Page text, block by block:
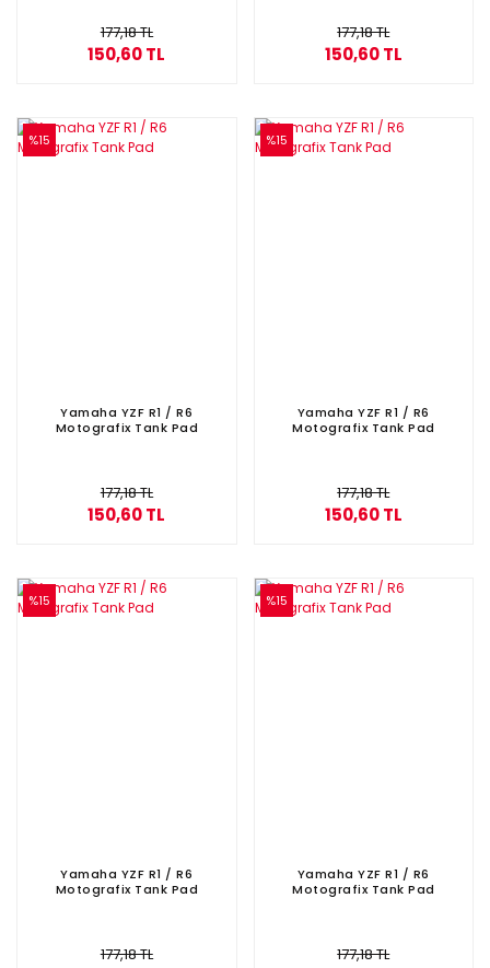
177,18 TL
150,60 TL
177,18 TL
150,60 TL
%15
Yamaha YZF R1 / R6
Motografix Tank Pad
177,18 TL
150,60 TL
%15
Yamaha YZF R1 / R6
Motografix Tank Pad
177,18 TL
150,60 TL
%15
Yamaha YZF R1 / R6
Motografix Tank Pad
177,18 TL
%15
Yamaha YZF R1 / R6
Motografix Tank Pad
177,18 TL